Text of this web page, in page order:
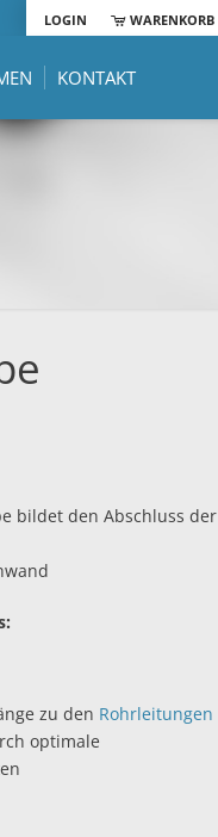
LOGIN WARENKORB
KONTAKT
bildet den Abschluss der
zu den Rohrleitungen
optimale